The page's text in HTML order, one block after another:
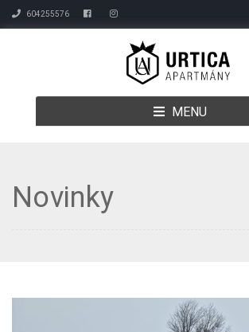
604255576
MENU
Novinky